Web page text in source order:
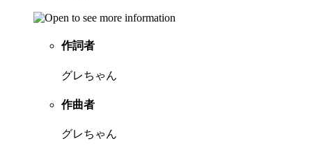
作詞者
グレちゃん
作曲者
グレちゃん